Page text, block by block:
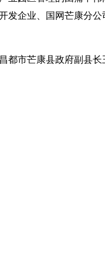
发企业、国网芒康分公
都市芒康县政府副县